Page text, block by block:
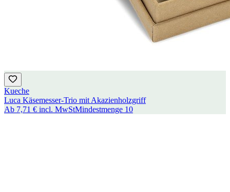
Kueche
Luca Käsemesser-Trio mit Akazienholzgriff
Ab 7,71 € incl. MwStMindestmenge 10